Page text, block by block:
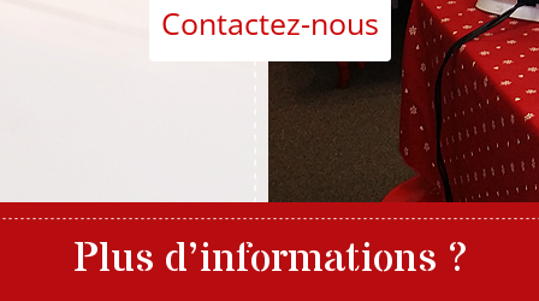
Contactez-nous
Plus d’informations ?